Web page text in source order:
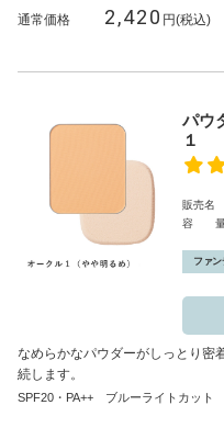
通常価格 2,420 円(税込)
パウ
１
販売名
容 量
ファン
なめらかなパウダーがしっとり密
続します。
SPF20・PA++ ブルーライトカット